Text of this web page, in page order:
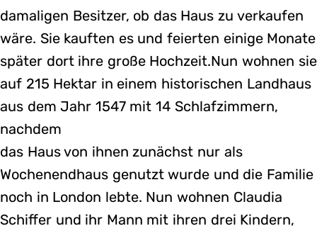
damaligen Besitzer, ob das Haus zu verkaufen
wäre. Sie kauften es und feierten einige Monate
später dort ihre große Hochzeit.Nun wohnen sie
auf 215 Hektar in einem historischen Landhaus
aus dem Jahr 1547 mit 14 Schlafzimmern,
nachdem
das Haus von ihnen zunächst nur als
Wochenendhaus genutzt wurde und die Familie
noch in London lebte. Nun wohnen Claudia
Schiffer und ihr Mann mit ihren drei Kindern,